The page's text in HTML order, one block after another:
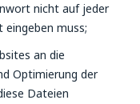
nicht auf jeder
muss;
an die
Optimierung der
Dateien